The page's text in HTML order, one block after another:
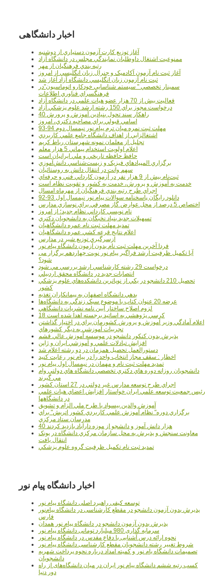
اخبار دانشگاهی
آغاز توزيع کارت آزمون دستياري از دوشنبه
ممنوعيت اشتغال داوطلبان نمايندگي مجلس در دانشگاه آزاد
رتبه بندي فرهنگيان از مهر
آغاز ثبت نام آزمون آکادميک و جنرال زبان انگليسي از امروز
ثبت نام آزمون زبان انگليسي دانشگاه آزاد آغاز شد
سمينار تخصصي " سيستم شناسايي خودکارو اتوماسيون"در
فرهنگسراي فناوري اطلاعات
فعاليت بيش از 70 هزار عضو هيات علمي در دانشگاه آزاد
درخواست مجوز براي 150 رشته ارشد علوم پزشکي آزاد
40 راهکار سند تحول بنيادين آموزش و پرورش
اسامي قبولي براي مصاحبه دکتري، امروز
مهلت ثبت نمره میان ترم پیام نور نیمسال دوم 94-93
اشتغالزايي از اهداف دانشگاه جامع علمي کاربردي
تجليل از معلمان نمونه شهرستان رباط کريم
اعلام اولويت استخدام پيماني 5 هزار معلم
حافظ حافظه تاريخي و ملي ايرانيان است
برگزاري المپيادهاي فيزيک و زيست‌شناسي دانش‌آموزي
سهم وانت در انتقال دانش به روستائيان
ثبت‌نام بيش از 9 هزار نفر در آزمون کارداني فني و حرفه‌اي
خدمت به آموزش و پرورش، خدمت به کشور و تقويت نظام است
اجراي طرح رتبه بندي فرهنگيان از مهرماه امسال
دانلود رایگان پاسخنامه سوالات پیام نور نیمسال اول 93-92
اختصاص 5 درصد از محل عوارض گاز مصرفي براي نوسازي مدارس
نام نويسي کارداني نظام جديد؛ از امروز
تسهيلات جديد بنياد نخبگان به دانشجويان دکتري
تمديد مهلت ثبت نام عمره دانشگاهيان
اعلام نتايج قرعه کشي عمره دانشگاهيان
ازسرگيري توزيع شير در مدارس
فردا آخرین مهلت ثبت نام بدون آزمون دانشگاه پیام نور
آیا تکمیل ظرفیت ارشد فراگیر پیام نور نوبت چهاردهم برگزار می
شود؟
درخواست 29 رشته کارشناسي ارشد بررسي مي شود
انتصابات جديد در دانشگاه محقق اردبيلي
تحصيل 210 دانشجو در يکي از نوپاترين دانشکده‌هاي علوم پزشکي
کشور
بدهي دانشگاه اصفهان به پيمانکاران تغذيه
عرضه 20 عنوان کتاب با موضوع سبک زندگي به دانشگاه‌ها
لزوم اصلاح ساختار آيين نامه نشريات دانشگاهي
18 کرسي پژوهشي به اساتيد برجسته اهدا شده است
اعلام آمادگي وزير آموزش و پرورش کشورمان براي در اختيار گذاشتن
تجربيات آموزشي به ديگر کشورهاي
پذيرش بدون کنکور دانشجو در موسسه آموزش عالي قشم
افزايش تبادلات علمي و آموزشي ايران و ژاپن
دستورالعمل تحصیل همزمان در دو رشته اعلام شد
اخطار : سقف مجاز انتخاب واحد را در پیام نور رعایت کنید
تمدید مهلت ثبت نام و مهمان در نیمسال اول پیام نور
دانشجويان روزانه دوره هاي دكتري تخصصي دانشگاه هاي دولتي وام
مي گيرند
اجراي طرح توسعه مدارس غير دولتي در 27 استان کشور
رئيس جمعيت توسعه علمي ايران خواستار افزايش اعضاي هيات علمي
در دانشگاهها
آموزش والدين بيسواد با طرح ملي الزام و تشويق
برگزاري دوره" نظام آموزش علمي كاربردي كشور اتريش" براي
مدرسان ستاد مرکزي
40 هزار دانش آموز و دانشجو از موزه دارآباد بازديد کردند
معاونت سنجش و پذيرش به محل سازمان مرکزي دانشگاه در پونک
انتقال يافت
تمديد ثبت نام تکميل ظرفيت گروه علوم پزشکي
اخبار دانشگاه پیام نور
توسعه کیفی راهبرد اصلی دانشگاه پیام نور
پذیرش بدون آزمون دانشجو در مقطع کارشناسی در دانشگاه پیام‌نور
فارس
پذیرش بدون آزمون دانشجو در دانشگاه پیام نور همدان
سرمایه گذاری 980 میلیارد تومانی دانشگاه پیام نور
نحوه ارائه درس آشنایی با دفاع مقدس در دانشگاه پیام نور
شروط تغییر رشته دانشجویان مقطع کارشناسی دانشگاه پیام نور
تصمیمات دانشگاه یام نور و کمیته امداد درباره نحوه پرداخت شهریه
دانشجویان
کسب رتبه ششم دانشگاه پیام نور ایران در میان دانشگاه‌های از راه
دور دنیا